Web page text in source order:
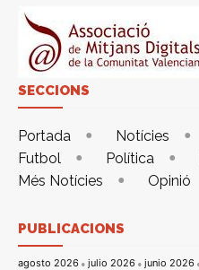
SECCIONS
Portada Notícies
Futbol
Política
Més Notícies
Opinió
PUBLICACIONS
agosto 2026 julio 2026 junio 2026